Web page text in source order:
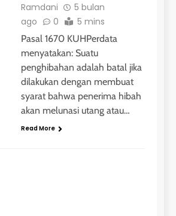
Ramdani
5 bulan
ago
0 5 mins
Pasal 1670 KUHPerdata
menyatakan: Suatu
penghibahan adalah batal jika
dilakukan dengan membuat
syarat bahwa penerima hibah
akan melunasi utang atau…
Read More